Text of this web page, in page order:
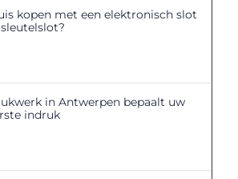
kopen met een elektronisch slot
in Antwerpen bepaalt uw
indruk